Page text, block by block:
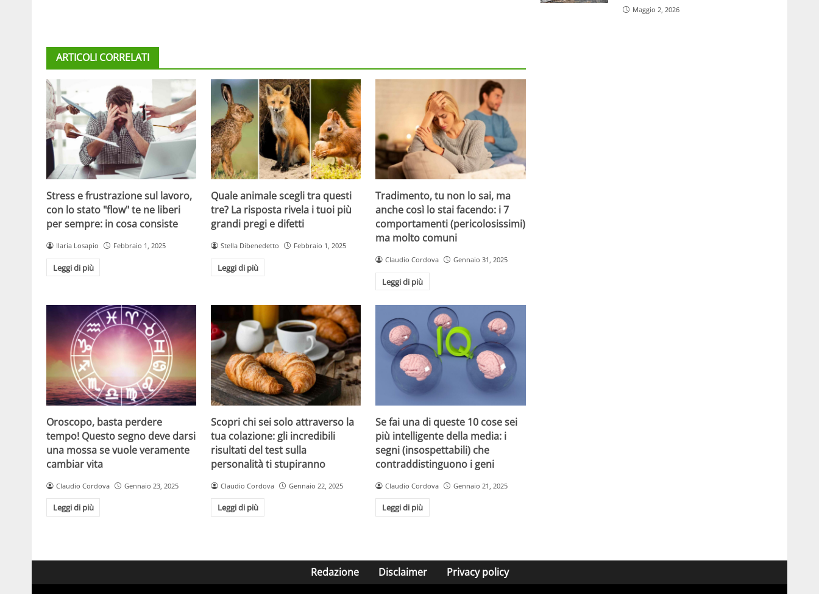
ARTICOLI CORRELATI
Stress e frustrazione sul lavoro,
con lo stato "flow" te ne liberi
per sempre: in cosa consiste
Ilaria Losapio Febbraio 1, 2025
Leggi di più
Quale animale scegli tra questi
tre? La risposta rivela i tuoi più
grandi pregi e difetti
Stella Dibenedetto Febbraio 1, 2025
Leggi di più
Tradimento, tu non lo sai, ma
anche così lo stai facendo: i 7
comportamenti (pericolosissimi)
ma molto comuni
Claudio Cordova Gennaio 31, 2025
Leggi di più
Oroscopo, basta perdere
tempo! Questo segno deve darsi
una mossa se vuole veramente
cambiar vita
Claudio Cordova Gennaio 23, 2025
Leggi di più
Scopri chi sei solo attraverso la
tua colazione: gli incredibili
risultati del test sulla
personalità ti stupiranno
Claudio Cordova Gennaio 22, 2025
Leggi di più
Se fai una di queste 10 cose sei
più intelligente della media: i
segni (insospettabili) che
contraddistinguono i geni
Claudio Cordova Gennaio 21, 2025
Leggi di più
Maggio 2, 2026
Redazione Disclaimer Privacy policy